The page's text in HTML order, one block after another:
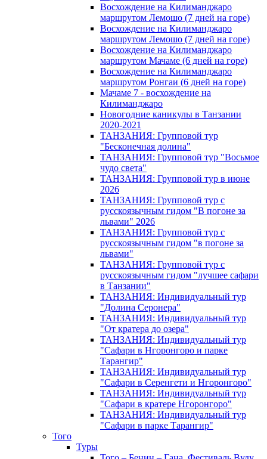
Восхождение на Килиманджаро
маршрутом Лемошо (7 дней на горе)
Восхождение на Килиманджаро
маршрутом Лемошо (7 дней на горе)
Восхождение на Килиманджаро
маршрутом Мачаме (6 дней на горе)
Восхождение на Килиманджаро
маршрутом Ронгаи (6 дней на горе)
Мачаме 7 - восхождение на
Килиманджаро
Новогодние каникулы в Танзании
2020-2021
ТАНЗАНИЯ: Групповой тур
"Бесконечная долина"
ТАНЗАНИЯ: Групповой тур "Восьмое
чудо света"
ТАНЗАНИЯ: Групповой тур в июне
2026
ТАНЗАНИЯ: Групповой тур с
русскоязычным гидом "В погоне за
львами" 2026
ТАНЗАНИЯ: Групповой тур с
русскоязычным гидом "в погоне за
львами"
ТАНЗАНИЯ: Групповой тур с
русскоязычным гидом "лучшее сафари
в Танзании"
ТАНЗАНИЯ: Индивидуальный тур
"Долина Серонера"
ТАНЗАНИЯ: Индивидуальный тур
"От кратера до озера"
ТАНЗАНИЯ: Индивидуальный тур
"Сафари в Нгоронгоро и парке
Тарангир"
ТАНЗАНИЯ: Индивидуальный тур
"Сафари в Серенгети и Нгоронгоро"
ТАНЗАНИЯ: Индивидуальный тур
"Сафари в кратере Нгоронгоро"
ТАНЗАНИЯ: Индивидуальный тур
"Сафари в парке Тарангир"
Того
Туры